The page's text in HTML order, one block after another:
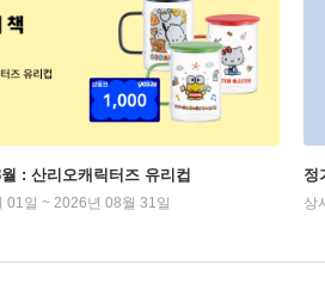
: 산리오캐릭터즈 유리컵
01일 ~ 2026년 08월 31일
정
상